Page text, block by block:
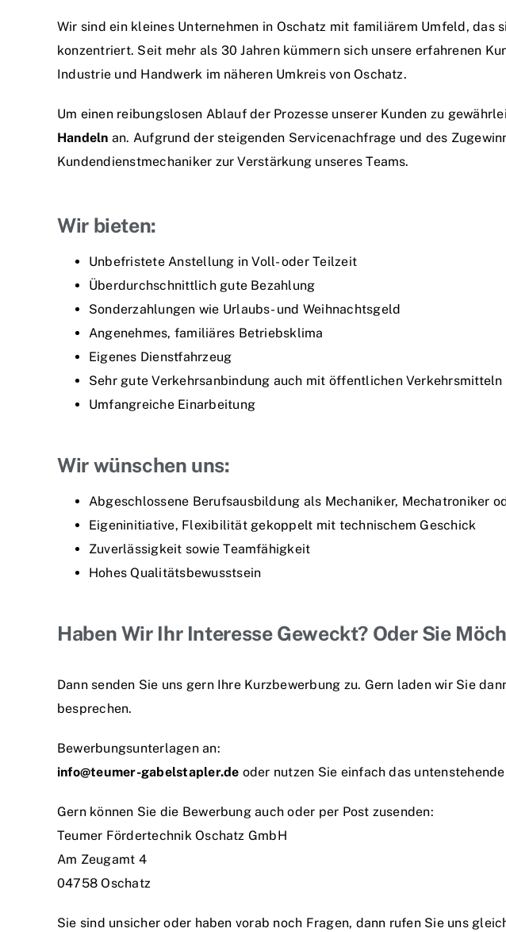
Wir sind ein kleines Unternehmen in Oschatz mit familiärem Umfeld, das
konzentriert. Seit mehr als 30 Jahren kümmern sich unsere erfahrenen
Industrie und Handwerk im näheren Umkreis von Oschatz.
Um einen reibungslosen Ablauf der Prozesse unserer Kunden zu
Handeln an. Aufgrund der steigenden Servicenachfrage und des
Kundendienstmechaniker zur Verstärkung unseres Teams.
Wir bieten:
Unbefristete Anstellung in Voll- oder Teilzeit
Überdurchschnittlich gute Bezahlung
Sonderzahlungen wie Urlaubs- und Weihnachtsgeld
Angenehmes, familiäres Betriebsklima
Eigenes Dienstfahrzeug
Sehr gute Verkehrsanbindung auch mit öffentlichen Verkehrsmitteln
Umfangreiche Einarbeitung
Wir wünschen uns:
Abgeschlossene Berufsausbildung als Mechaniker, Mechatroniker
Eigeninitiative, Flexibilität gekoppelt mit technischem Geschick
Zuverlässigkeit sowie Teamfähigkeit
Hohes Qualitätsbewusstsein
Haben Wir Ihr Interesse Geweckt? Oder Sie
Dann senden Sie uns gern Ihre Kurzbewerbung zu. Gern laden wir Sie
besprechen.
Bewerbungsunterlagen an:
info@teumer-gabelstapler.de oder nutzen Sie einfach das
Gern können Sie die Bewerbung auch oder per Post zusenden:
Teumer Fördertechnik Oschatz GmbH
Am Zeugamt 4
04758 Oschatz
Sie sind unsicher oder haben vorab noch Fragen, dann rufen Sie uns